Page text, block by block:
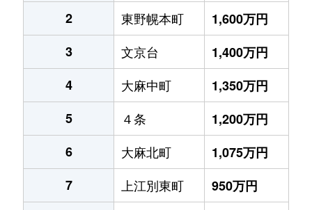
2
東野幌本町
1,600万円
3
文京台
1,400万円
4
大麻中町
1,350万円
5
４条
1,200万円
6
大麻北町
1,075万円
7
上江別東町
950万円